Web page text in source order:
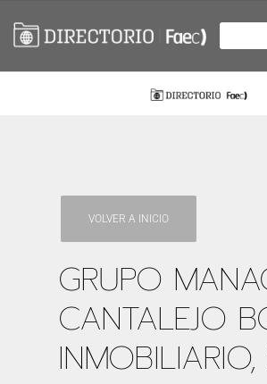
VOLVER A INICIO
GRUPO
CANTALEJO
INMOBILIARIO,